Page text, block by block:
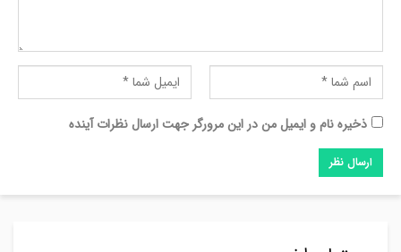
ذخیره نام و ایمیل من در این مرورگر جهت ارسال نظرات آینده